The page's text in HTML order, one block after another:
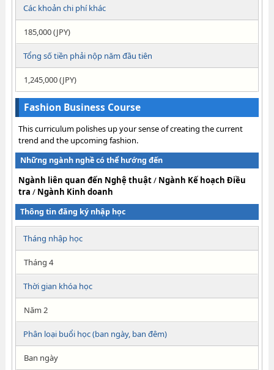
Các khoản chi phí khác
185,000 (JPY)
Tổng số tiền phải nộp năm đầu tiên
1,245,000 (JPY)
Fashion Business Course
This curriculum polishes up your sense of creating the current
trend and the upcoming fashion.
Những ngành nghề có thể hướng đến
Ngành liên quan đến Nghệ thuật/ Ngành Kế hoạch Điều
tra / Ngành Kinh doanh
Thông tin đăng ký nhập học
Tháng nhập học
Tháng 4
Thời gian khóa học
Năm 2
Phân loại buổi học (ban ngày, ban đêm)
Ban ngày